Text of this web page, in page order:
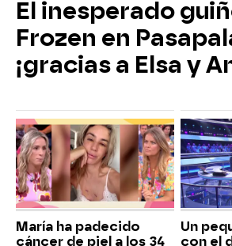
El inesperado
Frozen en
¡gracias a Elsa y
María ha padecido
cáncer de piel a los 34
Un
con el